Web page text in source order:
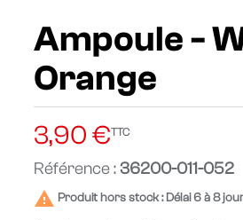
Ampoule -
Orange
3,90 €TTC
Référence :36200-011-052
 Produit hors stock : Délai 6 à 8